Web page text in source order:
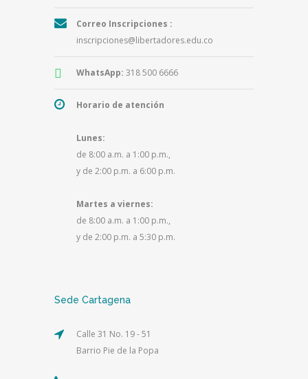
Correo Inscripciones :
inscripciones@libertadores.edu.co
WhatsApp: 318 500 6666
Horario de atención
Lunes:
de 8:00 a.m. a 1:00 p.m.,
y de 2:00 p.m. a 6:00 p.m.
Martes a viernes:
de 8:00 a.m. a 1:00 p.m.,
y de 2:00 p.m. a 5:30 p.m.
Sede Cartagena
Calle 31 No. 19 - 51
Barrio Pie de la Popa